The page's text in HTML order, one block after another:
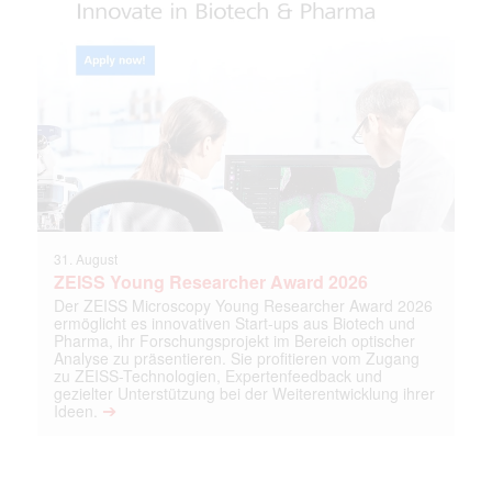
31. August
ZEISS Young Researcher Award 2026
Der ZEISS Microscopy Young Researcher Award 2026
ermöglicht es innovativen Start-ups aus Biotech und
Pharma, ihr Forschungsprojekt im Bereich optischer
Analyse zu präsentieren. Sie profitieren vom Zugang
zu ZEISS-Technologien, Expertenfeedback und
gezielter Unterstützung bei der Weiterentwicklung ihrer
Ideen. ➔